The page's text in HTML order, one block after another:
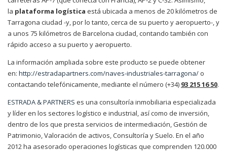
la plataforma logística está ubicada a menos de 20 kilómetros de
Tarragona ciudad -y, por lo tanto, cerca de su puerto y aeropuerto-, y
a unos 75 kilómetros de Barcelona ciudad, contando también con
rápido acceso a su puerto y aeropuerto.
La información ampliada sobre este producto se puede obtener
en: http://estradapartners.com/naves-industriales-tarragona/ o
contactando telefónicamente, mediante el número (+34) 93 215 16 50.
ESTRADA & PARTNERS es una consultoría inmobiliaria especializada
y líder en los sectores logístico e industrial, así como de inversión,
dentro de los que presta servicios de intermediación, Gestión de
Patrimonio, Valoración de activos, Consultoría y Suelo. En el año
2012 ha asesorado operaciones logísticas que comprenden 120.000